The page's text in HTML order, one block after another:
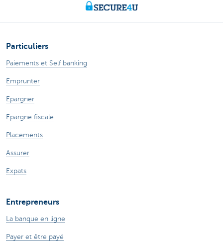
Particuliers
Paiements et Self banking
Emprunter
Epargner
Epargne fiscale
Placements
Assurer
Expats
Entrepreneurs
La banque en ligne
Payer et être payé